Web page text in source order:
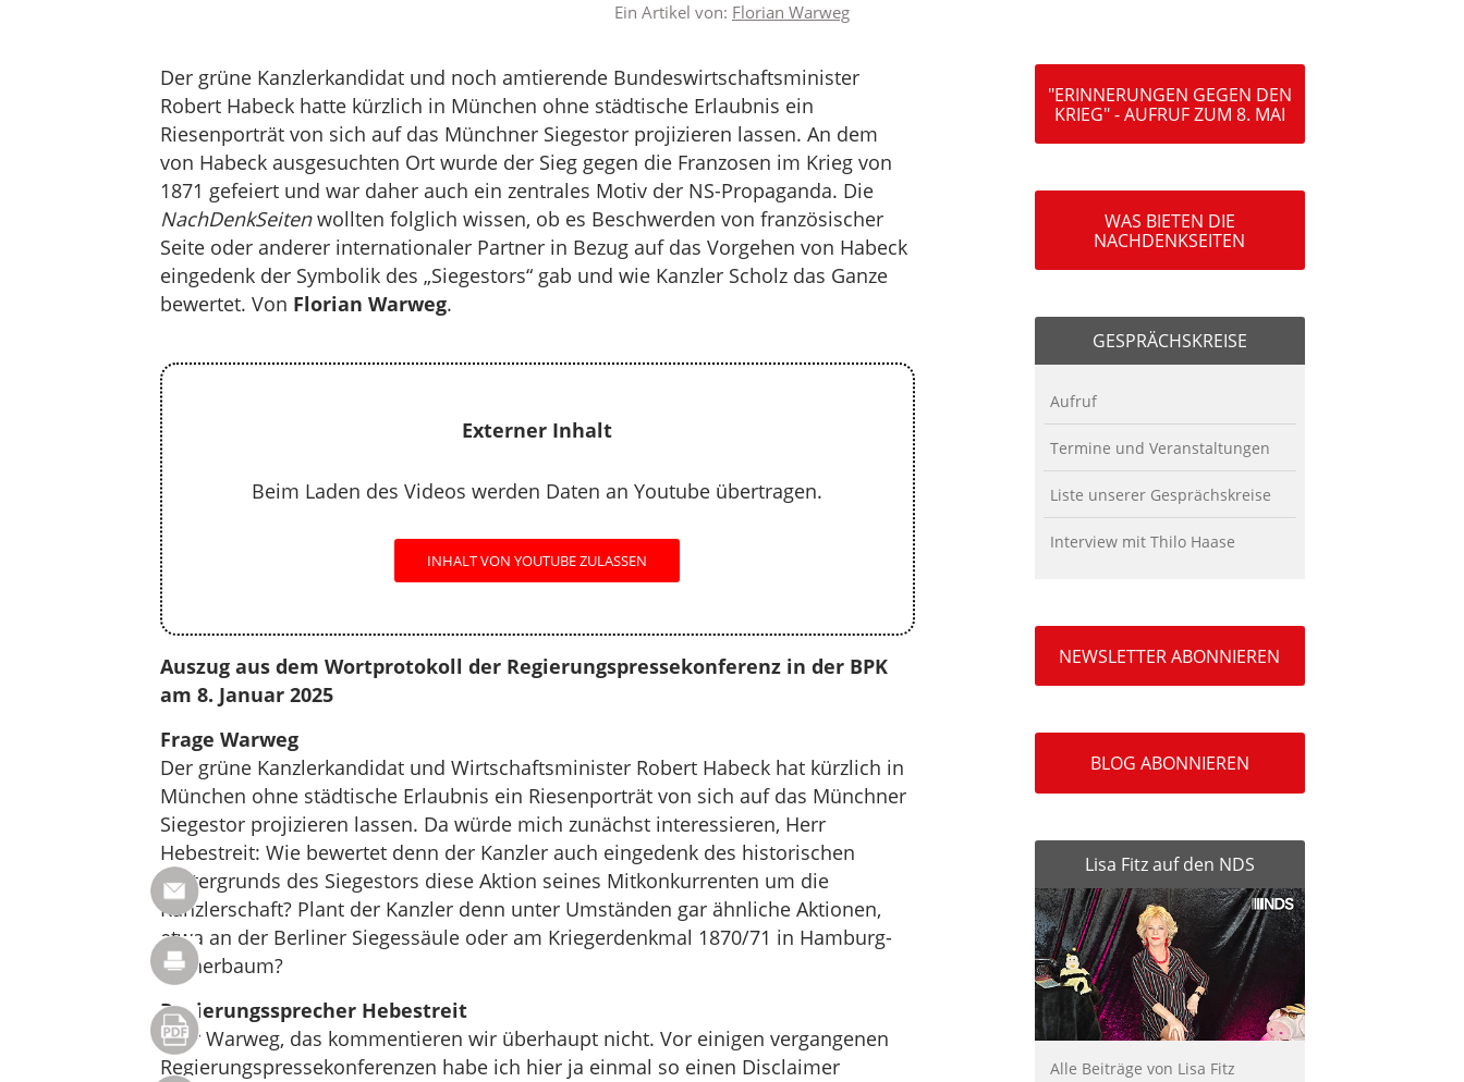
Ein Artikel von: Florian Warweg
Der grüne Kanzlerkandidat und noch amtierende Bundeswirtschaftsminister
Robert Habeck hatte kürzlich in München ohne städtische Erlaubnis ein
Riesenporträt von sich auf das Münchner Siegestor projizieren lassen. An dem
von Habeck ausgesuchten Ort wurde der Sieg gegen die Franzosen im Krieg von
1871 gefeiert und war daher auch ein zentrales Motiv der NS-Propaganda. Die
NachDenkSeitenwollten folglich wissen, ob es Beschwerden von französischer
Seite oder anderer internationaler Partner in Bezug auf das Vorgehen von Habeck
eingedenk der Symbolik des „Siegestors“ gab und wie Kanzler Scholz das Ganze
bewertet. Von Florian Warweg.
Externer Inhalt
Beim Laden des Videos werden Daten an Youtube übertragen.
INHALT VON YOUTUBE ZULASSEN
Auszug aus dem Wortprotokoll der Regierungspressekonferenz in der BPK
am 8. Januar 2025
Frage Warweg
Der grüne Kanzlerkandidat und Wirtschaftsminister Robert Habeck hat kürzlich in
München ohne städtische Erlaubnis ein Riesenporträt von sich auf das Münchner
Siegestor projizieren lassen. Da würde mich zunächst interessieren, Herr
Hebestreit: Wie bewertet denn der Kanzler auch eingedenk des historischen
Hintergrunds des Siegestors diese Aktion seines Mitkonkurrenten um die
Kanzlerschaft? Plant der Kanzler denn unter Umständen gar ähnliche Aktionen,
etwa an der Berliner Siegessäule oder am Kriegerdenkmal 1870/71 in Hamburg-
Rotherbaum?
Regierungssprecher Hebestreit
Herr Warweg, das kommentieren wir überhaupt nicht. Vor einigen vergangenen
Regierungspressekonferenzen habe ich hier ja einmal so einen Disclaimer
"ERINNERUNGEN GEGEN DEN
KRIEG" - AUFRUF ZUM 8. MAI
WAS BIETEN DIE
NACHDENKSEITEN
GESPRÄCHSKREISE
Aufruf
Termine und Veranstaltungen
Liste unserer Gesprächskreise
Interview mit Thilo Haase
NEWSLETTER ABONNIEREN
BLOG ABONNIEREN
Lisa Fitz auf den NDS
Alle Beiträge von Lisa Fitz